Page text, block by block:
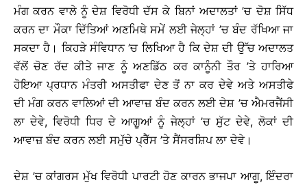
ਮੰਗ ਕਰਨ ਵਾਲੇ ਨੂੰ ਦੇਸ਼ ਵਿਰੋਧੀ ਦੱਸ ਕੇ ਬਿਨਾਂ ਅਦਾਲਤਾਂ ’ਚ ਦੋਸ਼ ਸਿੱਧ
ਕਰਨ ਦਾ ਮੌਕਾ ਦਿੱਤਿਆਂ ਅਣਮਿਥੇ ਸਮੇਂ ਲਈ ਜੇਲ੍ਹਾਂ ’ਚ ਬੰਦ ਰੱਖਿਆ ਜਾ
ਸਕਦਾ ਹੈ। ਕਿਹੜੇ ਸੰਵਿਧਾਨ ’ਚ ਲਿਖਿਆ ਹੈ ਕਿ ਦੇਸ਼ ਦੀ ਉੱਚ ਅਦਾਲਤ
ਵੱਲੋਂ ਚੋਣ ਰੱਦ ਕੀਤੇ ਜਾਣ ਨੂੰ ਅਣਡਿੱਠ ਕਰ ਕਾਨੂੰਨੀ ਤੌਰ ’ਤੇ ਹਾਰਿਆ
ਹੋਇਆ ਪ੍ਰਧਾਨ ਮੰਤਰੀ ਅਸਤੀਫਾ ਦੇਣ ਤੋਂ ਨਾ ਕਰ ਦੇਵੇ ਅਤੇ ਅਸਤੀਫੇ
ਦੀ ਮੰਗ ਕਰਨ ਵਾਲਿਆਂ ਦੀ ਆਵਾਜ਼ ਬੰਦ ਕਰਨ ਲਈ ਦੇਸ਼ ’ਚ ਐਮਰਜੈਂਸੀ
ਲਾ ਦੇਵੇ, ਵਿਰੋਧੀ ਧਿਰ ਦੇ ਆਗੂਆਂ ਨੂੰ ਜੇਲ੍ਹਾਂ ’ਚ ਸੁੱਟ ਦੇਵੇ, ਲੋਕਾਂ ਦੀ
ਆਵਾਜ਼ ਬੰਦ ਕਰਨ ਲਈ ਸਮੁੱਚੇ ਪ੍ਰੈੱਸ ’ਤੇ ਸੈਂਸਰਸ਼ਿਪ ਲਾ ਦੇਵੇ।
ਦੇਸ਼ ’ਚ ਕਾਂਗਰਸ ਮੁੱਖ ਵਿਰੋਧੀ ਪਾਰਟੀ ਹੋਣ ਕਾਰਨ ਭਾਜਪਾ ਆਗੂ, ਇੰਦਰਾ